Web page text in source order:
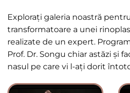
Explorați galeria noastră
transformatoare a unei
realizate de un expert.
Prof. Dr. Songu chiar astăzi și
nasul pe care vi l-ați dorit